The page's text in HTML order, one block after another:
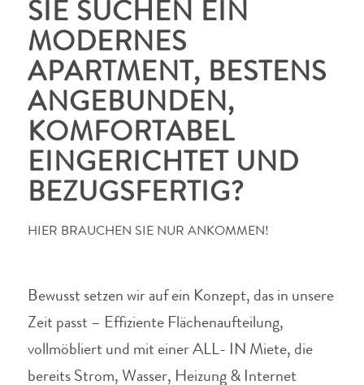
SIE SUCHEN EIN
MODERNES
APARTMENT, BESTENS
ANGEBUNDEN,
KOMFORTABEL
EINGERICHTET UND
BEZUGSFERTIG?
HIER BRAUCHEN SIE NUR ANKOMMEN!
Bewusst setzen wir auf ein Konzept, das in unsere
Zeit passt – Effiziente Flächenaufteilung,
vollmöbliert und mit einer ALL- IN Miete, die
bereits Strom, Wasser, Heizung & Internet